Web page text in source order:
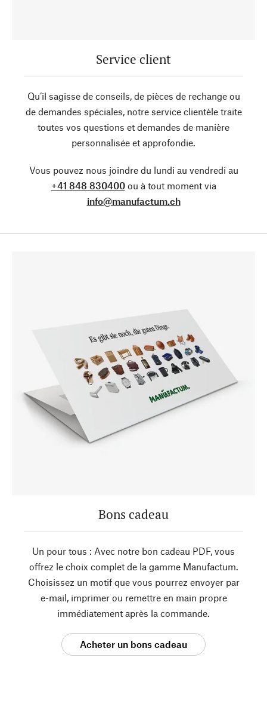
Service client
Qu’il sagisse de conseils, de pièces de rechange ou
de demandes spéciales, notre service clientèle traite
toutes vos questions et demandes de manière
personnalisée et approfondie.
Vous pouvez nous joindre du lundi au vendredi au
+41 848 830400ou à tout moment via
info@manufactum.ch
Bons cadeau
Un pour tous : Avec notre bon cadeau PDF, vous
offrez le choix complet de la gamme Manufactum.
Choisissez un motif que vous pourrez envoyer par
e-mail, imprimer ou remettre en main propre
immédiatement après la commande.
Acheter un bons cadeau